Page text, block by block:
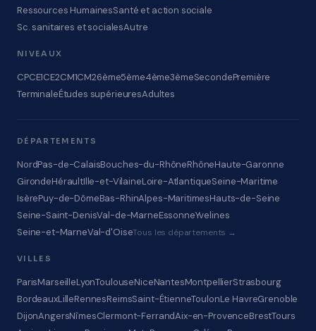
Ressources HumainesSanté et action sociale
Sc. sanitaires et socialesAutre
NIVEAUX
CPCE1CE2CM1CM26ème5ème4ème3èmeSecondePremière
TerminaleÉtudes supérieuresAdultes
DÉPARTEMENTS
NordPas-de-CalaisBouches-du-RhôneRhôneHaute-Garonne
GirondeHéraultIlle-et-VilaineLoire-AtlantiqueSeine-Maritime
IsèrePuy-de-DômeBas-RhinAlpes-MaritimesHauts-de-Seine
Seine-Saint-DenisVal-de-MarneEssonneYvelines
Seine-et-MarneVal-d'OiseTous les départements →
VILLES
ParisMarseilleLyonToulouseNiceNantesMontpellierStrasbourg
BordeauxLilleRennesReimsSaint-ÉtienneToulonLe HavreGrenoble
DijonAngersNîmesClermont-FerrandAix-en-ProvenceBrestTours